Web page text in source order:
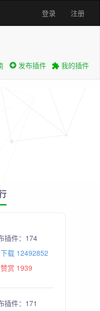
登录 注册
发布插件 我的插件
插件： 174
下载 12492852
赏 1939
插件： 171